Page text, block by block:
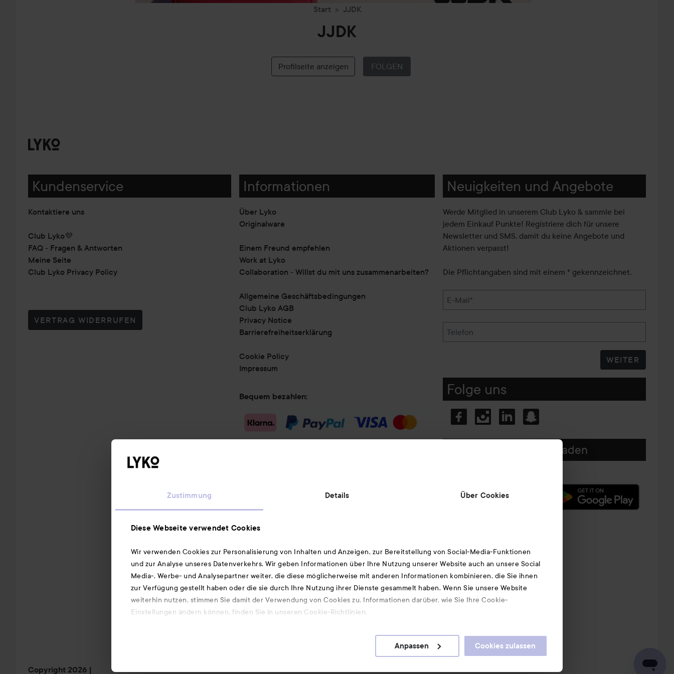
Zustimmung Details Über Cookies
Diese Webseite verwendet Cookies
Wir verwenden Cookies zur Personalisierung von Inhalten und Anzeigen, zur Bereitstellung von Social-Media-Funktionen
und zur Analyse unseres Datenverkehrs. Wir geben Informationen über Ihre Nutzung unserer Website auch an unsere Social
Media-, Werbe- und Analysepartner weiter, die diese möglicherweise mit anderen Informationen kombinieren, die Sie ihnen
zur Verfügung gestellt haben oder die sie durch Ihre Nutzung ihrer Dienste gesammelt haben. Wenn Sie unsere Website
weiterhin nutzen, stimmen Sie damit der Verwendung von Cookies zu. Informationen darüber, wie Sie Ihre Cookie-
Einstellungen ändern können, finden Sie in unseren Cookie-Richtlinien.
Anpassen Cookies zulassen
Start JJDK
JJDK
Profilseite anzeigen FOLGEN
Kundenservice
Kontaktiere uns
Club Lyko💜
FAQ - Fragen & Antworten
Meine Seite
Club Lyko Privacy Policy
VERTRAG WIDERRUFEN
Informationen
Über Lyko
Originalware
Einem Freund empfehlen
Work at Lyko
Collaboration - Willst du mit uns zusammenarbeiten?
Allgemeine Geschäftsbedingungen
Club Lyko AGB
Privacy Notice
Barrierefreiheitserklärung
Cookie Policy
Impressum
Bequem bezahlen:
Ebenfalls interessant
Düfte
Neuigkeiten und Angebote
Werde Mitglied in unserem Club Lyko & sammle bei
jedem Einkauf Punkte! Registriere dich für unsere
Newsletter und SMS, damit du keine Angebote und
Aktionen verpasst!
Die Pflichtangaben sind mit einem * gekennzeichnet.
E-Mail*
Telefon
WEITER
Folge uns
Unsere App herunterladen
Copyright 2026